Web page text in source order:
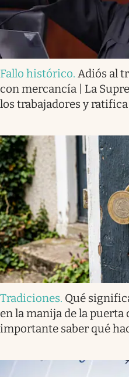
Fallo histórico. Adiós al
con mercancía | La
los trabajadores y ratifica
Tradiciones. Qué
en la manija de la puerta
importante saber qué